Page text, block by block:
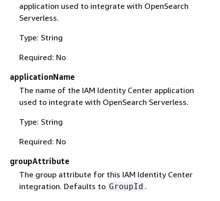
application used to integrate with OpenSearch
Serverless.
Type: String
Required: No
applicationName
The name of the IAM Identity Center application
used to integrate with OpenSearch Serverless.
Type: String
Required: No
groupAttribute
The group attribute for this IAM Identity Center
integration. Defaults to GroupId .